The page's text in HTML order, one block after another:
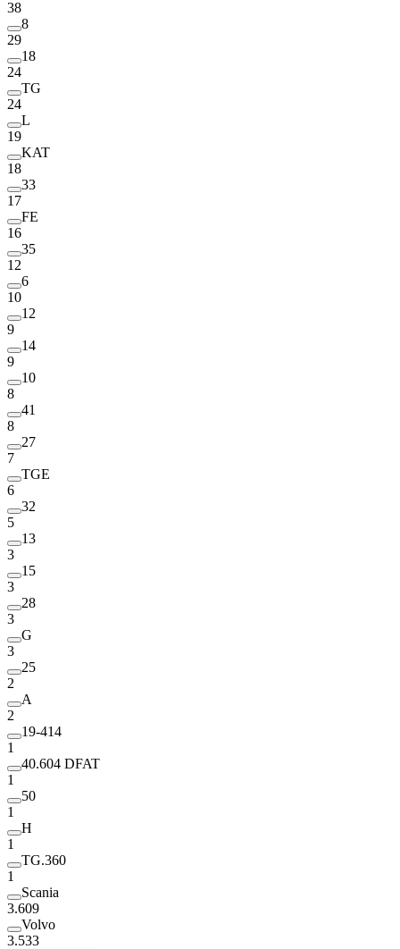
38
8
29
18
24
TG
24
L
19
KAT
18
33
17
FE
16
35
12
6
10
12
9
14
9
10
8
41
8
27
7
TGE
6
32
5
13
3
15
3
28
3
G
3
25
2
A
2
19-414
1
40.604 DFAT
1
50
1
H
1
TG.360
1
Scania
3.609
Volvo
3.533